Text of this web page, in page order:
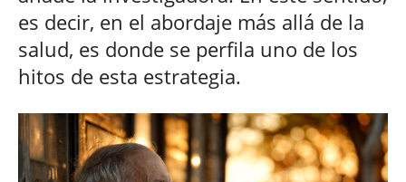
es decir, en el abordaje más allá de la
salud, es donde se perfila uno de los
hitos de esta estrategia.